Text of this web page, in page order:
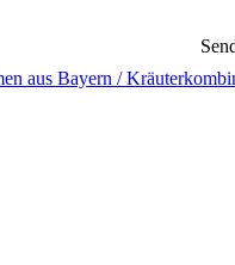
aus Bayern /​